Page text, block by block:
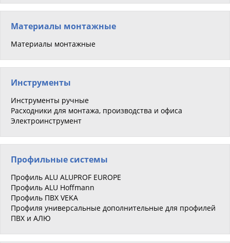
Материалы монтажные
Материалы монтажные
Инструменты
Инструменты ручные
Расходники для монтажа, производства и офиса
Электроинструмент
Профильные системы
Профиль ALU ALUPROF EUROPE
Профиль ALU Hoffmann
Профиль ПВХ VEKA
Профиля универсальные дополнительные для профилей
ПВХ и АЛЮ